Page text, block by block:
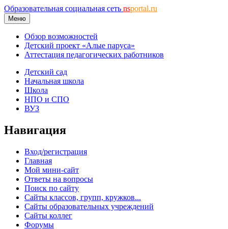
Образовательная социальная сеть nsportal.ru
Меню
Обзор возможностей
Детский проект «Алые паруса»
Аттестация педагогических работников
Детский сад
Начальная школа
Школа
НПО и СПО
ВУЗ
Навигация
Вход/регистрация
Главная
Мой мини-сайт
Ответы на вопросы
Поиск по сайту
Сайты классов, групп, кружков...
Сайты образовательных учреждений
Сайты коллег
Форумы